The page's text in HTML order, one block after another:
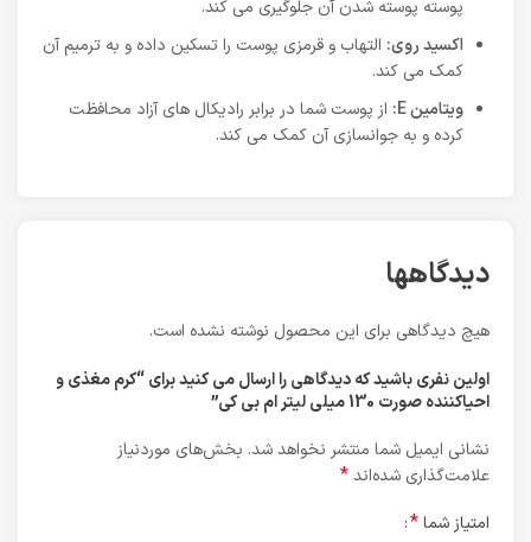
پوسته پوسته شدن آن جلوگیری می کند.
اکسید روی: التهاب و قرمزی پوست را تسکین داده و به ترمیم آن
کمک می کند.
ویتامین E:
از پوست شما در برابر رادیکال های آزاد محافظت
کرده و به جوانسازی آن کمک می کند.
دیدگاهها
هیچ دیدگاهی برای این محصول نوشته نشده است.
اولین نفری باشید که دیدگاهی را ارسال می کنید برای “کرم مغذی و
احیاکننده صورت 130 میلی لیتر ام بی کی”
نشانی ایمیل شما منتشر نخواهد شد. بخش‌های موردنیاز
علامت‌گذاری شده‌اند*
امتیاز شما*